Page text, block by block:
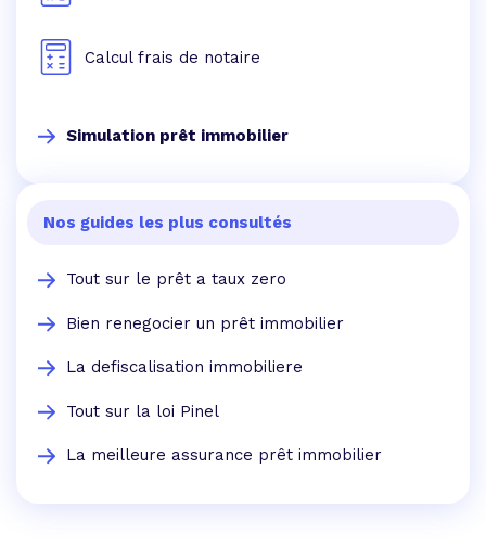
Calcul frais de notaire
Simulation prêt immobilier
Nos guides les plus consultés
Tout sur le prêt a taux zero
Bien renegocier un prêt immobilier
La defiscalisation immobiliere
Tout sur la loi Pinel
La meilleure assurance prêt immobilier